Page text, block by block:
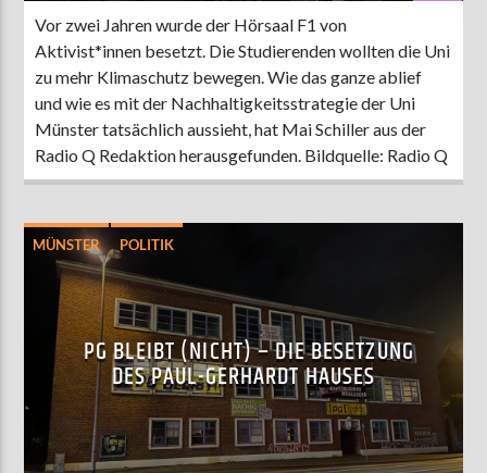
ZU HÖREN IN Münster90,9 MHz Steinfurt103,9 MHz
Vor zwei Jahren wurde der Hörsaal F1 von
Aktivist*innen besetzt. Die Studierenden wollten die Uni
zu mehr Klimaschutz bewegen. Wie das ganze ablief
und wie es mit der Nachhaltigkeitsstrategie der Uni
Münster tatsächlich aussieht, hat Mai Schiller aus der
Radio Q Redaktion herausgefunden. Bildquelle: Radio Q
MÜNSTER POLITIK
PG BLEIBT (NICHT) – DIE BESETZUNG
DES PAUL-GERHARDT HAUSES